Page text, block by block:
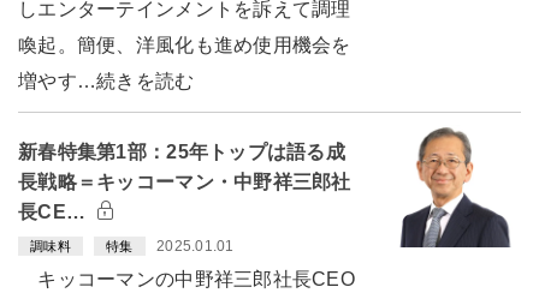
しエンターテインメントを訴えて調理
喚起。簡便、洋風化も進め使用機会を
増やす…続きを読む
新春特集第1部：25年トップは語る成
長戦略＝キッコーマン・中野祥三郎社
長CE…
調味料 特集 2025.01.01
キッコーマンの中野祥三郎社長CEO